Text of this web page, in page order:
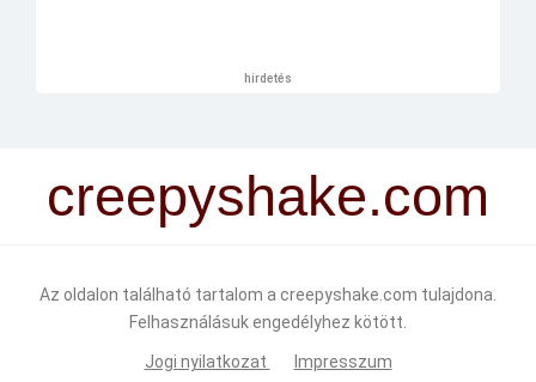
hirdetés
creepyshake.com
Az oldalon található tartalom a creepyshake.com tulajdona.
Felhasználásuk engedélyhez kötött.
Jogi nyilatkozat Impresszum